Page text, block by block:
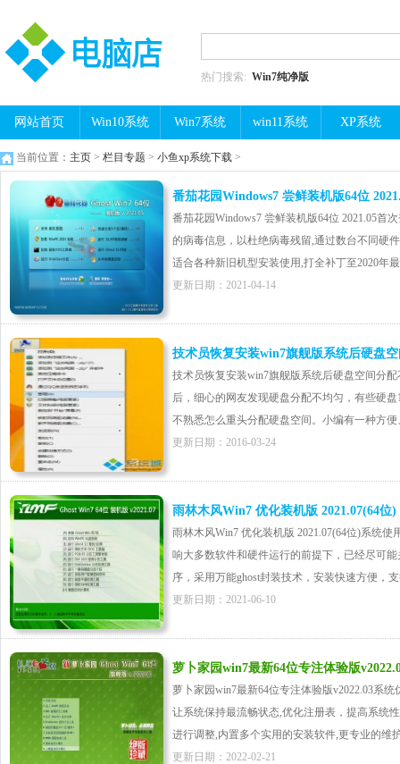
热门搜索: Win7纯净版
网站首页 Win10系统 Win7系统 win11系统 XP系统
当前位置： 主页 > 栏目专题 > 小鱼xp系统下载 >
番茄花园Windows7 尝鲜装机版64位
番茄花园Windows7 尝鲜装机版64位 2021.05首
的病毒信息，以杜绝病毒残留,通过数台不同硬
适合各种新旧机型安装使用,打全补丁至2020年
更新日期：2021-04-14
技术员恢复安装win7旗舰版系统后硬盘
技术员恢复安装win7旗舰版系统后硬盘空间分
后，细心的网友发现硬盘分配不均匀，有些硬
不熟悉怎么重头分配硬盘空间。小编有一种方
更新日期：2016-03-24
雨林木风Win7 优化装机版 2021.07(64位)
雨林木风Win7 优化装机版 2021.07(64位)系统
响大多数软件和硬件运行的前提下，已经尽可
序，采用万能ghost封装技术，安装快速方便，
更新日期：2021-06-10
萝卜家园win7最新64位专注体验版
萝卜家园win7最新64位专注体验版v2022.03系
让系统保持最流畅状态,优化注册表，提高系统
进行调整,内置多个实用的安装软件,更专业的维
更新日期：2022-02-21